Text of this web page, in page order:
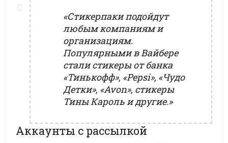
«Стикерпаки подойдут
любым компаниям и
организациям.
Популярными в Вайбере
стали стикеры от банка
«Тинькофф», «Pepsi», «Чудо
Детки», «Avon», стикеры
Тины Кароль и другие.»
Аккаунты с рассылкой